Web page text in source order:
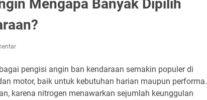
Mengapa Banyak Dipilih
pengisi angin ban kendaraan semakin populer di
motor, baik untuk kebutuhan harian maupun performa.
karena nitrogen menawarkan sejumlah keunggulan